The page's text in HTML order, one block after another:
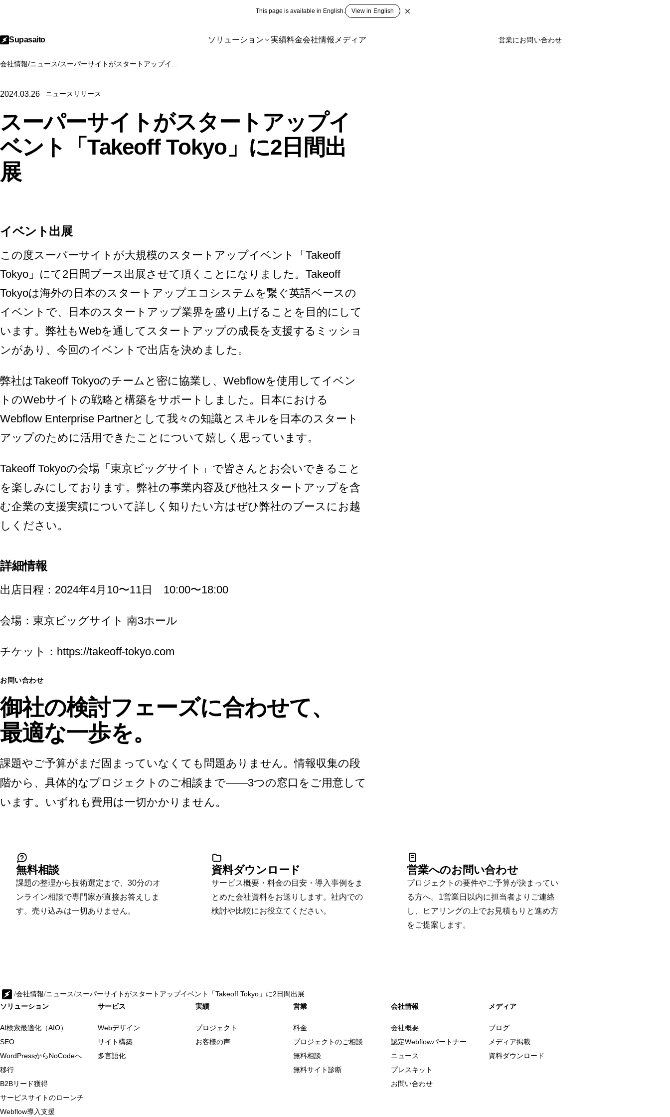
This page is available in English. View in English
Supasaito ソリューション 実績料金会社情報 メディア 営業にお問い合わせ
会社情報/ニュース/
2024.03.26 ニュースリリース
スーパーサイトがスタートアップイ
ベント「Takeoff Tokyo」に2日間出
展
イベント出展
この度スーパーサイトが大規模のスタートアップイベント「Takeoff
Tokyo」にて2日間ブース出展させて頂くことになりました。Takeoff
Tokyoは海外の日本のスタートアップエコシステムを繋ぐ英語ベースの
イベントで、日本のスタートアップ業界を盛り上げることを目的にして
います。弊社もWebを通してスタートアップの成長を支援するミッショ
ンがあり、今回のイベントで出店を決めました。
弊社はTakeoff Tokyoのチームと密に協業し、Webflowを使用してイベン
トのWebサイトの戦略と構築をサポートしました。日本における
Webflow Enterprise Partnerとして我々の知識とスキルを日本のスタート
アップのために活用できたことについて嬉しく思っています。
Takeoff Tokyoの会場「東京ビッグサイト」で皆さんとお会いできること
を楽しみにしております。弊社の事業内容及び他社スタートアップを含
む企業の支援実績について詳しく知りたい方はぜひ弊社のブースにお越
しください。
詳細情報
出店日程：2024年4月10〜11日 10:00〜18:00
会場：東京ビッグサイト 南3ホール
チケット： https://takeoff-tokyo.com
お問い合わせ
御社の検討フェーズに合わせて、
最適な一歩を。
課題やご予算がまだ固まっていなくても問題ありません。情報収集の段
階から、具体的なプロジェクトのご相談まで——3つの窓口をご用意して
います。いずれも費用は一切かかりません。
無料相談
課題の整理から技術選定まで、30分のオ
ンライン相談で専門家が直接お答えしま
す。売り込みは一切ありません。
資料ダウンロード
サービス概要・料金の目安・導入事例をま
とめた会社資料をお送りします。社内での
検討や比較にお役立てください。
営業へのお問い合わせ
プロジェクトの要件やご予算が決まってい
る方へ。1営業日以内に担当者よりご連絡
し、ヒアリングの上でお見積もりと進め方
をご提案します。
/会社情報/ニュース/スーパーサイトがスタートアップイベント「Takeoff Tokyo」に2日間出展
ソリューション
AI検索最適化（AIO）
SEO
WordPressからNoCodeへ
移行
B2Bリード獲得
サービスサイトのローンチ
Webflow導入支援
サービス
Webデザイン
サイト構築
多言語化
実績
プロジェクト
お客様の声
営業
料金
プロジェクトのご相談
無料相談
無料サイト診断
会社情報
会社概要
認定Webflowパートナー
ニュース
プレスキット
お問い合わせ
メディア
ブログ
メディア掲載
資料ダウンロード